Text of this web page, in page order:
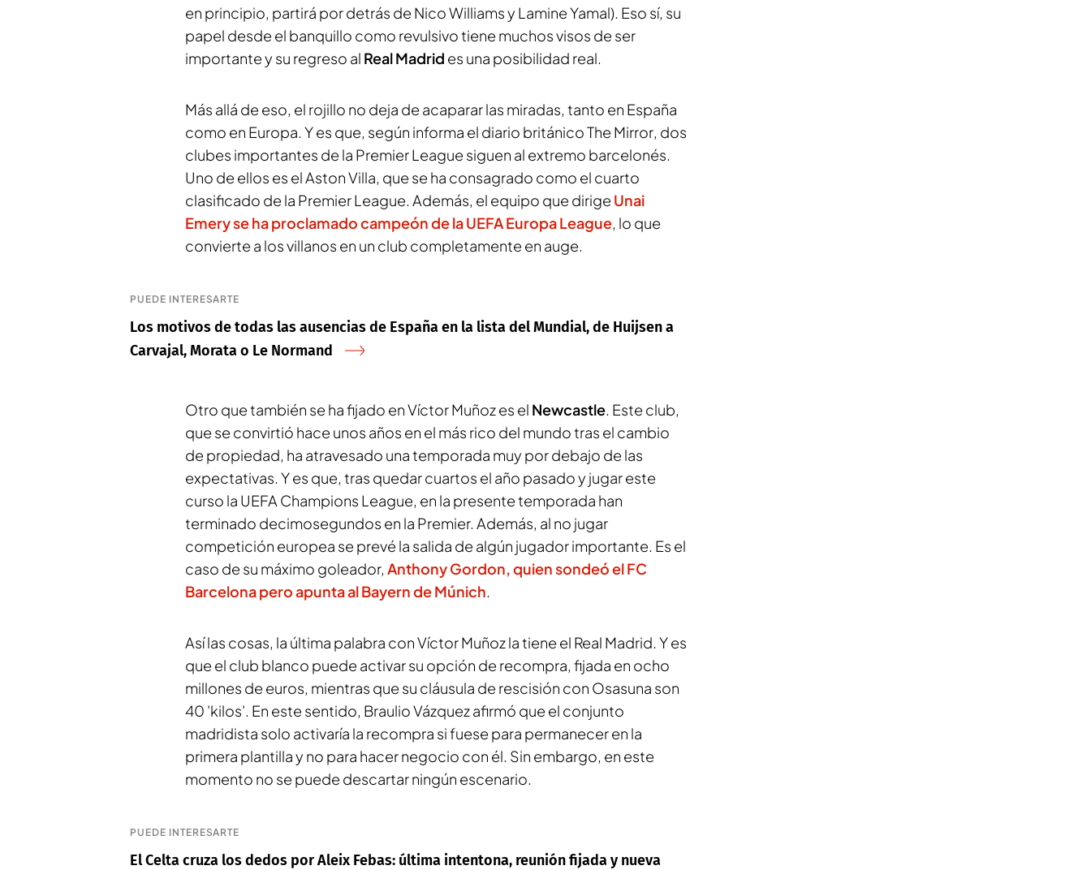
en principio, partirá por detrás de Nico Williams y Lamine Yamal). Eso sí, su
papel desde el banquillo como revulsivo tiene muchos visos de ser
importante y su regreso al Real Madrid es una posibilidad real.
Más allá de eso, el rojillo no deja de acaparar las miradas, tanto en España
como en Europa. Y es que, según informa el diario británicoThe Mirror, dos
clubes importantes de la Premier League siguen al extremo barcelonés.
Uno de ellos es el Aston Villa, que se ha consagrado como el cuarto
clasificado de la Premier League. Además, el equipo que dirige Unai
Emeryse ha proclamado campeón de laUEFA Europa League, lo que
convierte a losvillanos en un club completamente en auge.
PUEDE INTERESARTE
Los motivos de todas las ausencias de España en la lista del Mundial, de Huijsen a
Carvajal, Morata o Le Normand
Otro que también se ha fijado en Víctor Muñoz es el Newcastle. Este club,
que se convirtió hace unos años en el más rico del mundo tras el cambio
de propiedad, ha atravesado una temporada muy por debajo de las
expectativas. Y es que, tras quedar cuartos el año pasado y jugar este
curso la UEFA Champions League, en la presente temporada han
terminado decimosegundos en la Premier. Además, al no jugar
competición europea se prevé la salida de algún jugador importante. Es el
caso de su máximo goleador, Anthony Gordon, quien sondeó elFC
Barcelonapero apunta alBayern de Múnich.
Así las cosas, la última palabra con Víctor Muñoz la tiene el Real Madrid. Y es
que el club blanco puede activar su opción de recompra, fijada en ocho
millones de euros, mientras que su cláusula de rescisión con Osasuna son
40 'kilos'. En este sentido, Braulio Vázquez afirmó que el conjunto
madridista solo activaría la recompra si fuese para permanecer en la
primera plantilla y no para hacer negocio con él. Sin embargo, en este
momento no se puede descartar ningún escenario.
PUEDE INTERESARTE
El Celta cruza los dedos por Aleix Febas: última intentona, reunión fijada y nueva